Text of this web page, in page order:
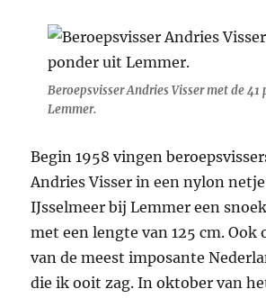
Beroepsvisser Andries Visser met de 41
Lemmer.
Begin 1958 vingen
Andries Visser in een nylon
IJsselmeer bij Lemmer een
met een lengte van 125 cm. Ook
van de meest imposante
die ik ooit zag. In oktober van